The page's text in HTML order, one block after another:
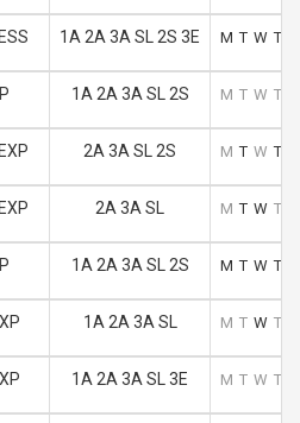
1A 2A 3A SL 2S 3E M T W T
1A 2A 3A SL 2S M T W T
2A 3A SL 2S M T W T
2A 3A SL M T W T
1A 2A 3A SL 2S M T W T
1A 2A 3A SL M T W T
1A 2A 3A SL 3E M T W T